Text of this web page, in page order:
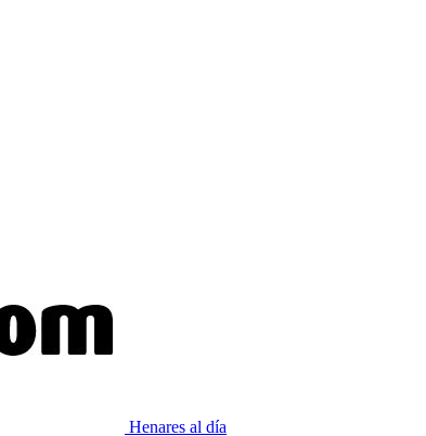
Henares al día